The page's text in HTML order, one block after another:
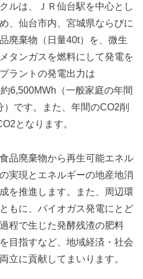
ルは、ＪＲ仙台駅を中心とし
、仙台市内、宮城県ならびに
廃棄物（日量40t）を、微生
タンガスを燃料にして発電を
ラントの発電出力は
6,500MWh（一般家庭の年間
です。また、年間のCO2削
となります。
品廃棄物から再生可能エネル
実現とエネルギーの地産地消
を推進します。また、周辺環
もに、バイオガス発電にとど
程で生じた発酵残渣の肥料
目指すなど、地域経済・社会
立に貢献してまいります。